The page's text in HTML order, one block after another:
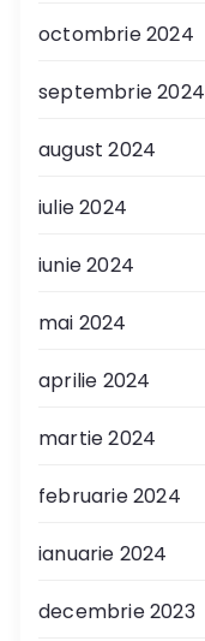
octombrie 2024
septembrie 2024
august 2024
iulie 2024
iunie 2024
mai 2024
aprilie 2024
martie 2024
februarie 2024
ianuarie 2024
decembrie 2023